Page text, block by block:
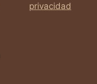
privacidad